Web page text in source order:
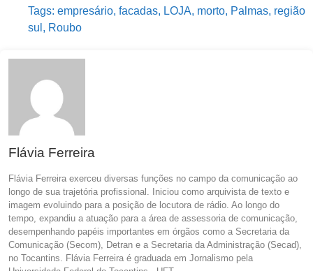
Tags: empresário, facadas, LOJA, morto, Palmas, região
sul , Roubo
Flávia Ferreira
Flávia Ferreira exerceu diversas funções no campo da comunicação ao
longo de sua trajetória profissional. Iniciou como arquivista de texto e
imagem evoluindo para a posição de locutora de rádio. Ao longo do
tempo, expandiu a atuação para a área de assessoria de comunicação,
desempenhando papéis importantes em órgãos como a Secretaria da
Comunicação (Secom), Detran e a Secretaria da Administração (Secad),
no Tocantins. Flávia Ferreira é graduada em Jornalismo pela